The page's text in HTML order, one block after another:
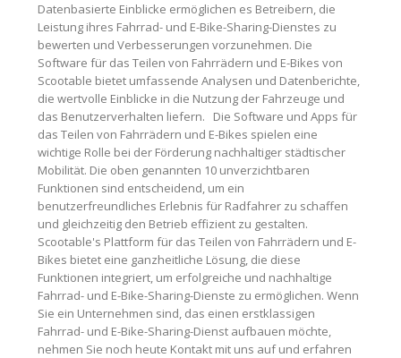
Datenbasierte Einblicke ermöglichen es Betreibern, die
Leistung ihres Fahrrad- und E-Bike-Sharing-Dienstes zu
bewerten und Verbesserungen vorzunehmen. Die
Software für das Teilen von Fahrrädern und E-Bikes von
Scootable bietet umfassende Analysen und Datenberichte,
die wertvolle Einblicke in die Nutzung der Fahrzeuge und
das Benutzerverhalten liefern. Die Software und Apps für
das Teilen von Fahrrädern und E-Bikes spielen eine
wichtige Rolle bei der Förderung nachhaltiger städtischer
Mobilität. Die oben genannten 10 unverzichtbaren
Funktionen sind entscheidend, um ein
benutzerfreundliches Erlebnis für Radfahrer zu schaffen
und gleichzeitig den Betrieb effizient zu gestalten.
Scootable's Plattform für das Teilen von Fahrrädern und E-
Bikes bietet eine ganzheitliche Lösung, die diese
Funktionen integriert, um erfolgreiche und nachhaltige
Fahrrad- und E-Bike-Sharing-Dienste zu ermöglichen. Wenn
Sie ein Unternehmen sind, das einen erstklassigen
Fahrrad- und E-Bike-Sharing-Dienst aufbauen möchte,
nehmen Sie noch heute Kontakt mit uns auf und erfahren